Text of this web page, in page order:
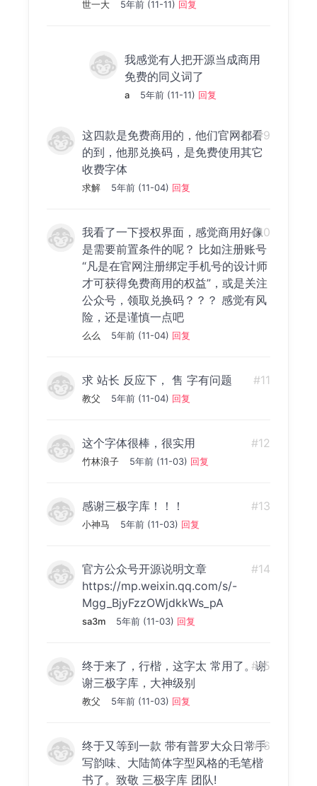
世一大 5年前 (11-11) 回复
我感觉有人把开源当成商用
免费的同义词了
a 5年前 (11-11) 回复
这四款是免费商用的，他们官网都看
的到，他那兑换码，是免费使用其它
收费字体
求解 5年前 (11-04) 回复
#9
我看了一下授权界面，感觉商用好像
是需要前置条件的呢？ 比如注册账号
“凡是在官网注册绑定手机号的设计师
才可获得免费商用的权益”，或是关注
公众号，领取兑换码？？？ 感觉有风
险，还是谨慎一点吧
么么 5年前 (11-04) 回复
#10
求 站长 反应下， 售 字有问题
教父 5年前 (11-04) 回复
#11
这个字体很棒，很实用
竹林浪子 5年前 (11-03) 回复
#12
感谢三极字库！！！
小神马 5年前 (11-03) 回复
#13
官方公众号开源说明文章
https://mp.weixin.qq.com/s/-
Mgg_BjyFzzOWjdkkWs_pA
sa3m 5年前 (11-03) 回复
#14
终于来了，行楷，这字太 常用了。谢
谢三极字库，大神级别
教父 5年前 (11-03) 回复
#15
终于又等到一款 带有普罗大众日常手
写韵味、大陆简体字型风格的毛笔楷
书了。致敬 三极字库 团队!
#16